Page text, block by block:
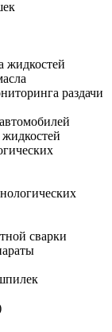
жидкостей
раздачи
сварки